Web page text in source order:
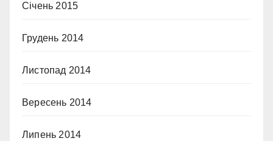
Січень 2015
Грудень 2014
Листопад 2014
Вересень 2014
Липень 2014